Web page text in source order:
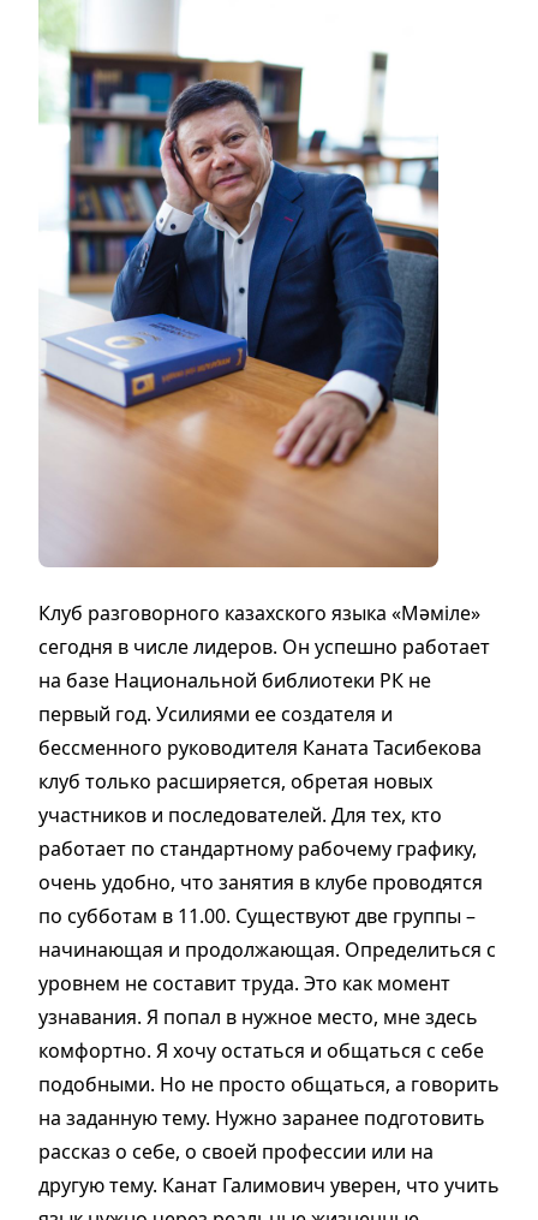
Клуб разговорного казахского языка «Мәміле»
сегодня в числе лидеров. Он успешно работает
на базе Национальной библиотеки РК не
первый год. Усилиями ее создателя и
бессменного руководителя Каната Тасибекова
клуб только расширяется, обретая новых
участников и последователей. Для тех, кто
работает по стандартному рабочему графику,
очень удобно, что занятия в клубе проводятся
по субботам в 11.00. Существуют две группы –
начинающая и продолжающая. Определиться с
уровнем не составит труда. Это как момент
узнавания. Я попал в нужное место, мне здесь
комфортно. Я хочу остаться и общаться с себе
подобными. Но не просто общаться, а говорить
на заданную тему. Нужно заранее подготовить
рассказ о себе, о своей профессии или на
другую тему. Канат Галимович уверен, что учить